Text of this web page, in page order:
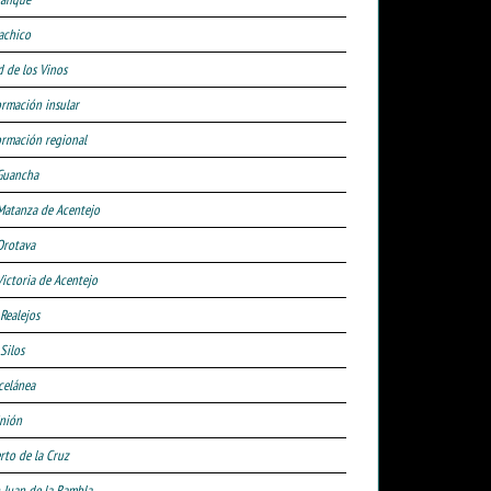
de los Vinos
insular
regional
de Acentejo
de Acentejo
de la Cruz